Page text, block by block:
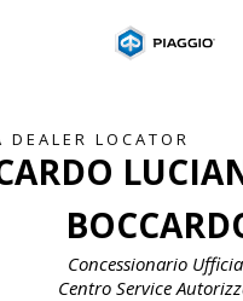
Vai al
DEALER LOCATOR
Concessionario
Centro Service